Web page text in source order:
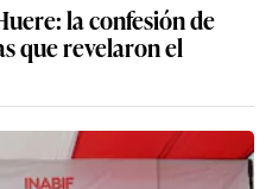
la confesión de
que revelaron el